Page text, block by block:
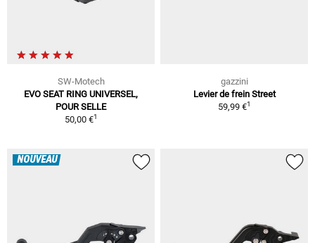
SW-Motech
EVO SEAT RING UNIVERSEL,
POUR SELLE
50,00 €1
gazzini
Levier de frein Street
59,99 €1
NOUVEAU